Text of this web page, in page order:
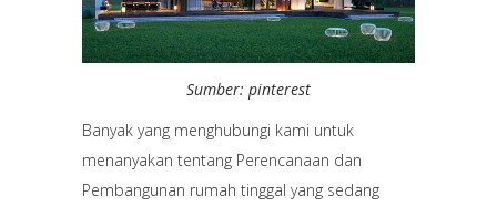
Sumber: pinterest
Banyak yang menghubungi kami untuk
menanyakan tentang Perencanaan dan
Pembangunan rumah tinggal yang sedang